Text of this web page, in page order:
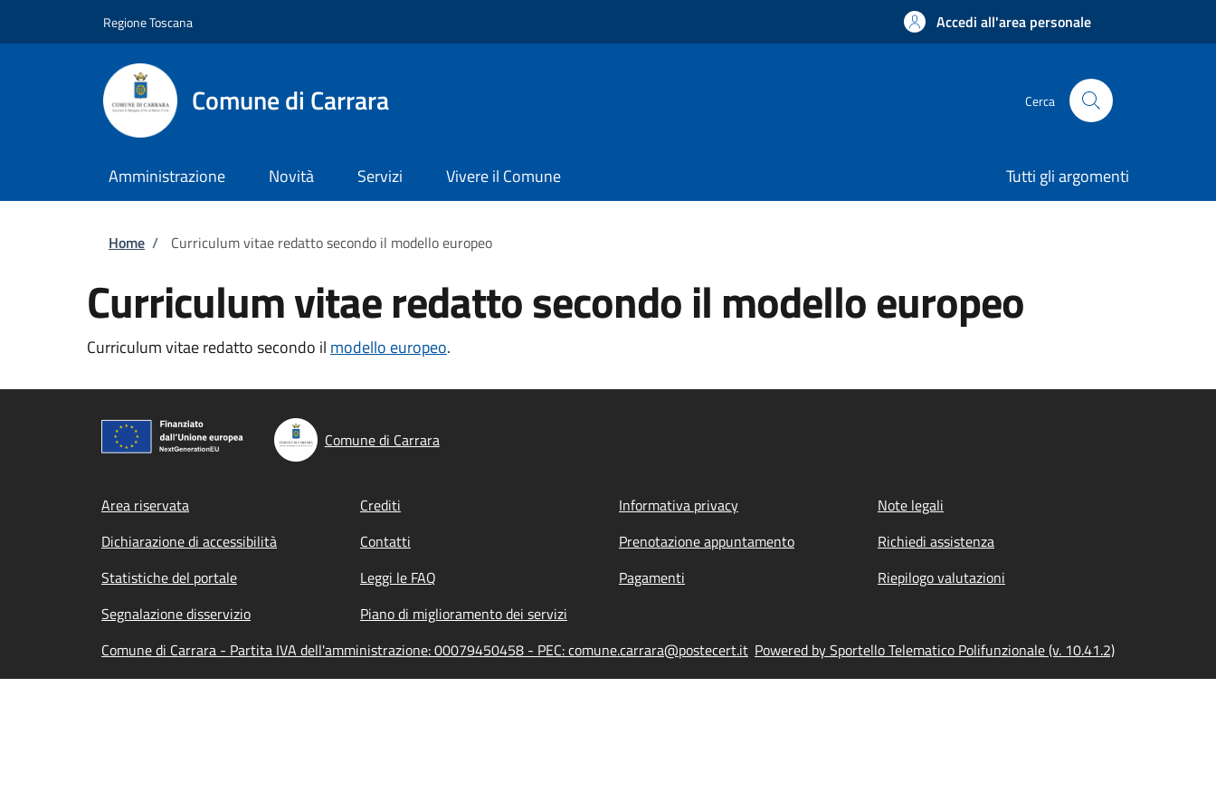
Regione Toscana Accedi all'area personale
Comune di Carrara Cerca
Amministrazione Novità Servizi Vivere il Comune Tutti gli argomenti
Briciole di pane
Home / Curriculum vitae redatto secondo il modello europeo
Curriculum vitae redatto secondo il modello europeo
Curriculum vitae redatto secondo il modello europeo.
Comune di Carrara
Footer menu
Area riservata Crediti Informativa privacy
Note legali
Dichiarazione di accessibilità
Contatti Prenotazione appuntamento
Richiedi assistenza
Statistiche del portale
Leggi le FAQ Pagamenti
Riepilogo valutazioni
Segnalazione disservizio
Piano di miglioramento dei servizi
Comune di Carrara - Partita IVA dell'amministrazione: 00079450458 - PEC: comune.carrara@postecert.it Powered by Sportello Telematico Polifunzionale (v. 10.41.2)